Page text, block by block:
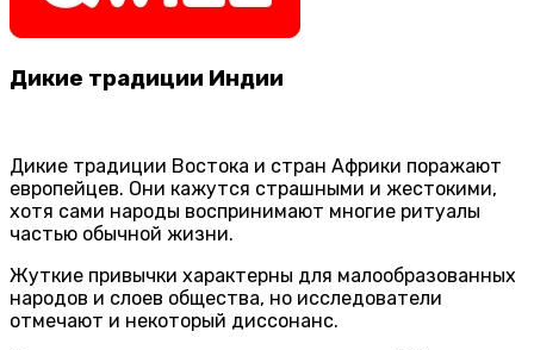
Дикие традиции Индии
Дикие традиции Востока и стран Африки поражают
европейцев. Они кажутся страшными и жестокими,
хотя сами народы воспринимают многие ритуалы
частью обычной жизни.
Жуткие привычки характерны для малообразованных
народов и слоев общества, но исследователи
отмечают и некоторый диссонанс.